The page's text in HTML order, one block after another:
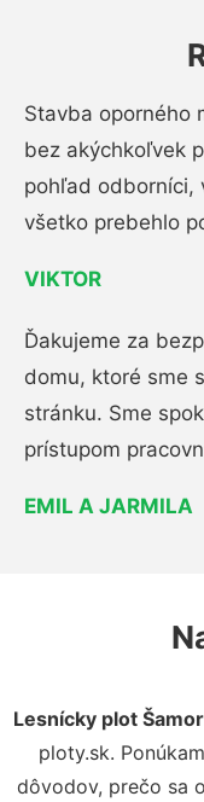
Stavba oporného
bez akýchkoľvek
pohľad odborníci,
všetko prebehlo
VIKTOR
Ďakujeme za
domu, ktoré sme
stránku. Sme
prístupom
EMIL A JARMILA
Lesnícky plot
ploty.sk.
dôvodov, prečo sa